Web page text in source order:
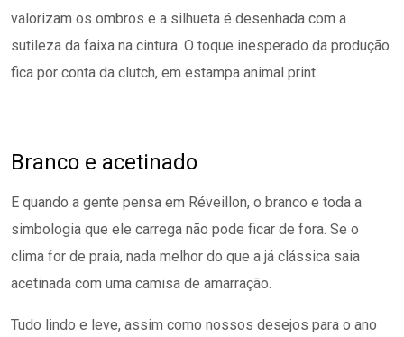
valorizam os ombros e a silhueta é desenhada com a
sutileza da faixa na cintura. O toque inesperado da produção
fica por conta da clutch, em estampa animal print
Branco e acetinado
E quando a gente pensa em Réveillon, o branco e toda a
simbologia que ele carrega não pode ficar de fora. Se o
clima for de praia, nada melhor do que a já clássica saia
acetinada com uma camisa de amarração.
Tudo lindo e leve, assim como nossos desejos para o ano